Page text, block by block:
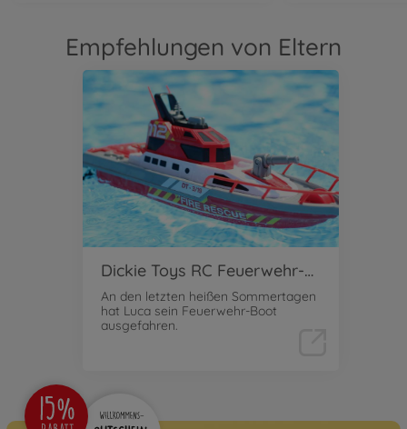
Empfehlungen von Eltern
Dickie Toys RC Feuerwehr-Boot
An den letzten heißen Sommertagen
hat Luca sein Feuerwehr-Boot
ausgefahren.